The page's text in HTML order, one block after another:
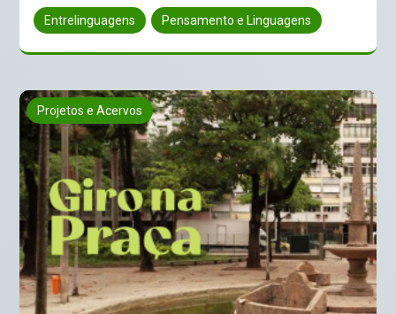
Entrelinguagens Pensamento e Linguagens
Projetos e Acervos